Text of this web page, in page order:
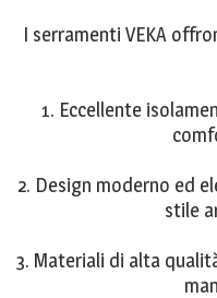
I serramenti VEKA
1. Eccellente
2. Design moderno ed
stile
3. Materiali di alta